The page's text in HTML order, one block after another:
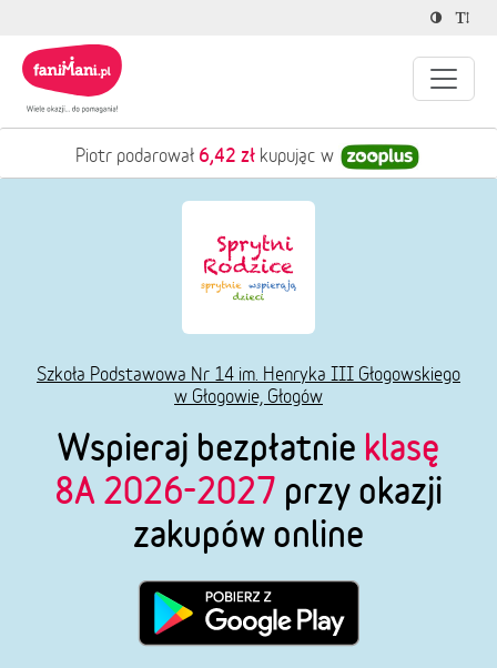
Piotr podarował 6,42 zł kupując w
Szkoła Podstawowa Nr 14 im. Henryka III Głogowskiego
w Głogowie, Głogów
Wspieraj bezpłatnie klasę
8A 2026-2027 przy okazji
zakupów online